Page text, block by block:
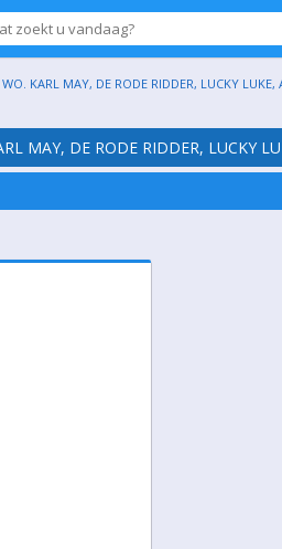
KARL MAY, DE RODE RIDDER, LUCKY
MAY, DE RODE RIDDER, LUCKY